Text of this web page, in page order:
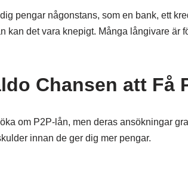
pengar någonstans, som en bank, ett
kan det vara knepigt. Många långivare är
Chansen att Få
om P2P-lån, men deras ansökningar
innan de ger dig mer pengar.